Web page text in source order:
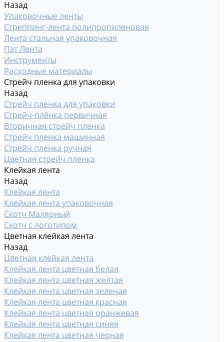
Назад
Упаковочные ленты
Стреппинг-лента полипропиленовая
Лента стальная упаковочная
Пэт Лента
Инструменты
Расходные материалы
Стрейч пленка для упаковки
Назад
Стрейч пленка для упаковки
Стрейч-плёнка первичная
Вторичная стрейч пленка
Стрейч пленка машинная
Стрейч пленка ручная
Цветная стрейч пленка
Клейкая лента
Назад
Клейкая лента
Клейкая лента упаковочная
Скотч Малярный
Скотч с логотипом
Цветная клейкая лента
Назад
Цветная клейкая лента
Клейкая лента цветная белая
Клейкая лента цветная желтая
Клейкая лента цветная зеленая
Клейкая лента цветная красная
Клейкая лента цветная оранжевая
Клейкая лента цветная синяя
Клейкая лента цветная черная